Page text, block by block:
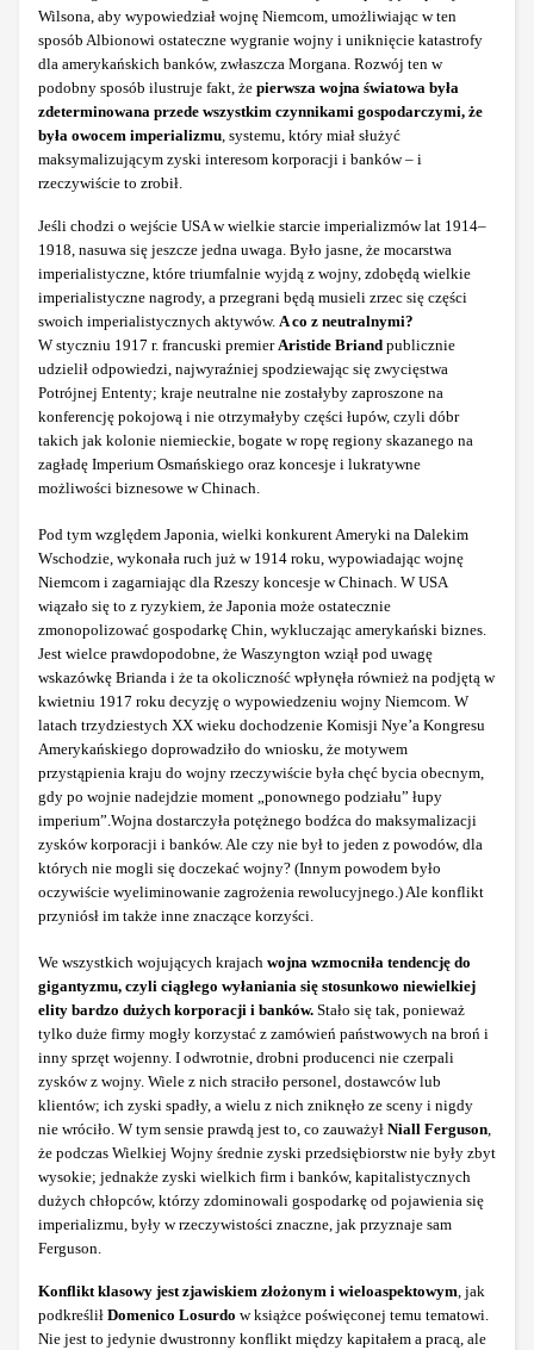
Wilsona, aby wypowiedział wojnę Niemcom, umożliwiając w ten
sposób Albionowi ostateczne wygranie wojny i uniknięcie katastrofy
dla amerykańskich banków, zwłaszcza Morgana. Rozwój ten w
podobny sposób ilustruje fakt, że pierwsza wojna światowa była
zdeterminowana przede wszystkim czynnikami gospodarczymi, że
była owocem imperializmu, systemu, który miał służyć
maksymalizującym zyski interesom korporacji i banków – i
rzeczywiście to zrobił.
Jeśli chodzi o wejście USA w wielkie starcie imperializmów lat 1914–
1918, nasuwa się jeszcze jedna uwaga. Było jasne, że mocarstwa
imperialistyczne, które triumfalnie wyjdą z wojny, zdobędą wielkie
imperialistyczne nagrody, a przegrani będą musieli zrzec się części
swoich imperialistycznych aktywów. A co z neutralnymi?
W styczniu 1917 r. francuski premierAristide Briand publicznie
udzielił odpowiedzi, najwyraźniej spodziewając się zwycięstwa
Potrójnej Ententy; kraje neutralne nie zostałyby zaproszone na
konferencję pokojową i nie otrzymałyby części łupów, czyli dóbr
takich jak kolonie niemieckie, bogate w ropę regiony skazanego na
zagładę Imperium Osmańskiego oraz koncesje i lukratywne
możliwości biznesowe w Chinach.
Pod tym względem Japonia, wielki konkurent Ameryki na Dalekim
Wschodzie, wykonała ruch już w 1914 roku, wypowiadając wojnę
Niemcom i zagarniając dla Rzeszy koncesje w Chinach. W USA
wiązało się to z ryzykiem, że Japonia może ostatecznie
zmonopolizować gospodarkę Chin, wykluczając amerykański biznes.
Jest wielce prawdopodobne, że Waszyngton wziął pod uwagę
wskazówkę Brianda i że ta okoliczność wpłynęła również na podjętą w
kwietniu 1917 roku decyzję o wypowiedzeniu wojny Niemcom. W
latach trzydziestych XX wieku dochodzenie Komisji Nye’a Kongresu
Amerykańskiego doprowadziło do wniosku, że motywem
przystąpienia kraju do wojny rzeczywiście była chęć bycia obecnym,
gdy po wojnie nadejdzie moment „ponownego podziału” łupy
imperium”.Wojna dostarczyła potężnego bodźca do maksymalizacji
zysków korporacji i banków. Ale czy nie był to jeden z powodów, dla
których nie mogli się doczekać wojny? (Innym powodem było
oczywiście wyeliminowanie zagrożenia rewolucyjnego.) Ale konflikt
przyniósł im także inne znaczące korzyści.
We wszystkich wojujących krajach wojna wzmocniła tendencję do
gigantyzmu, czyli ciągłego wyłaniania się stosunkowo niewielkiej
elity bardzo dużych korporacji i banków. Stało się tak, ponieważ
tylko duże firmy mogły korzystać z zamówień państwowych na broń i
inny sprzęt wojenny. I odwrotnie, drobni producenci nie czerpali
zysków z wojny. Wiele z nich straciło personel, dostawców lub
klientów; ich zyski spadły, a wielu z nich zniknęło ze sceny i nigdy
nie wróciło. W tym sensie prawdą jest to, co zauważył Niall Ferguson,
że podczas Wielkiej Wojny średnie zyski przedsiębiorstw nie były zbyt
wysokie; jednakże zyski wielkich firm i banków, kapitalistycznych
dużych chłopców, którzy zdominowali gospodarkę od pojawienia się
imperializmu, były w rzeczywistości znaczne, jak przyznaje sam
Ferguson.
Konflikt klasowy jest zjawiskiem złożonym i wieloaspektowym, jak
podkreślił Domenico Losurdo w książce poświęconej temu tematowi.
Nie jest to jedynie dwustronny konflikt między kapitałem a pracą, ale